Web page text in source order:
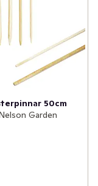
50cm
Garden